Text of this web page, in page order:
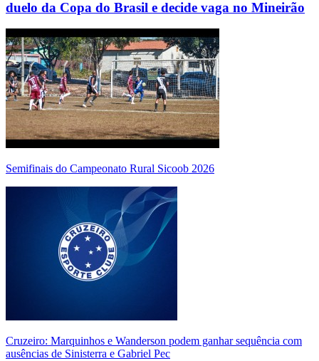
duelo da Copa do Brasil e decide vaga no Mineirão
Semifinais do Campeonato Rural Sicoob 2026
Cruzeiro: Marquinhos e Wanderson podem ganhar sequência com
ausências de Sinisterra e Gabriel Pec